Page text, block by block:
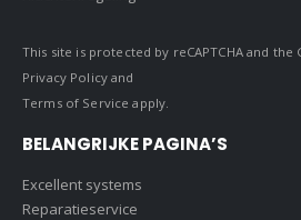
This site is protected by reCAPTCHA and the
Privacy Policyand
Terms of Service apply.
BELANGRIJKE PAGINA’S
Excellent systems
Reparatieservice